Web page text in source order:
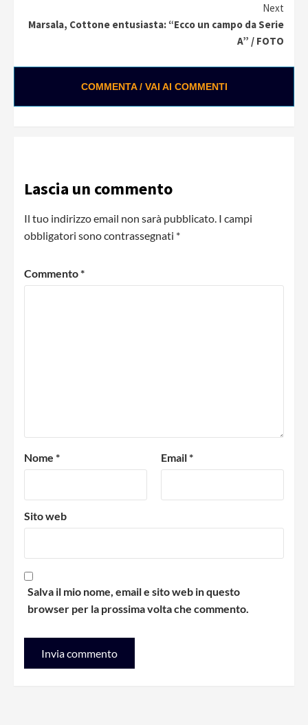
Next
Marsala, Cottone entusiasta: “Ecco un campo da Serie
A” / FOTO
COMMENTA / VAI AI COMMENTI
Lascia un commento
Il tuo indirizzo email non sarà pubblicato. I campi
obbligatori sono contrassegnati *
Commento*
Nome * Email*
Sito web
Salva il mio nome, email e sito web in questo
browser per la prossima volta che commento.